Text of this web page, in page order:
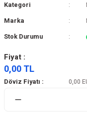
Kategori
Marka
Stok Durumu
Fiyat :
0,00 TL
Döviz Fiyatı : 0,00